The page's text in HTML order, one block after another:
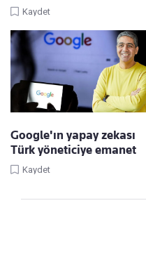
Kaydet
Google'ın yapay zekası
Türk yöneticiye emanet
Kaydet